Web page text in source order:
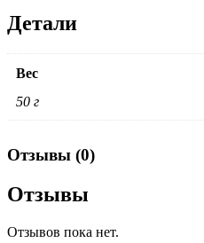
Детали
Вес
50 г
Отзывы (0)
Отзывы
Отзывов пока нет.